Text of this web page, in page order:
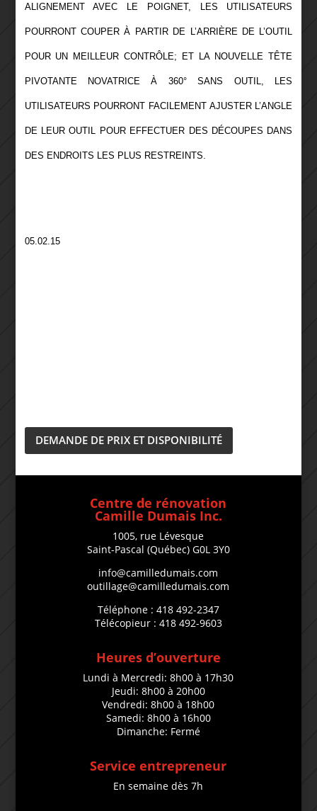
ALIGNEMENT AVEC LE POIGNET, LES UTILISATEURS
POURRONT COUPER À PARTIR DE L’ARRIÈRE DE L’OUTIL
POUR UN MEILLEUR CONTRÔLE; ET LA NOUVELLE TÊTE
PIVOTANTE NOVATRICE À 360° SANS OUTIL, LES
UTILISATEURS POURRONT FACILEMENT AJUSTER L’ANGLE
DE LEUR OUTIL POUR EFFECTUER DES DÉCOUPES DANS
DES ENDROITS LES PLUS RESTREINTS.
05.02.15
DEMANDE DE PRIX ET DISPONIBILITÉ
Centre de rénovation
Camille Dumais Inc.
1005, rue Lévesque
Saint-Pascal (Québec) G0L 3Y0
info@camilledumais.com
outillage@camilledumais.com
Téléphone : 418 492-2347
Télécopieur : 418 492-9603
Heures d’ouverture
Lundi à Mercredi: 8h00 à 17h30
Jeudi: 8h00 à 20h00
Vendredi: 8h00 à 18h00
Samedi: 8h00 à 16h00
Dimanche: Fermé
Service entrepreneur
En semaine dès 7h